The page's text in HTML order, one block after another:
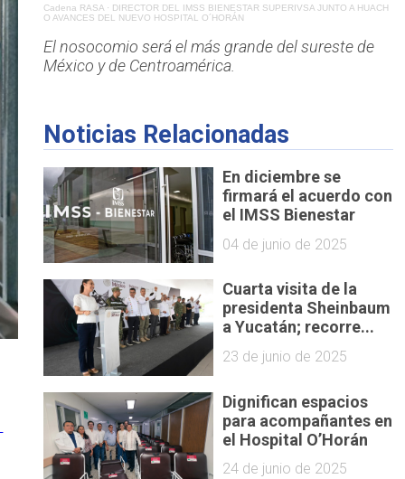
Cadena RASA· DIRECTOR DEL IMSS BIENESTAR SUPERIVSA JUNTO A HUACH
O AVANCES DEL NUEVO HOSPITAL O´HORÁN
El nosocomio será el más grande del sureste de
México y de Centroamérica.
Noticias Relacionadas
En diciembre se
firmará el acuerdo con
el IMSS Bienestar
04 de junio de 2025
Cuarta visita de la
presidenta Sheinbaum
a Yucatán; recorre...
23 de junio de 2025
Dignifican espacios
para acompañantes en
el Hospital O’Horán
24 de junio de 2025